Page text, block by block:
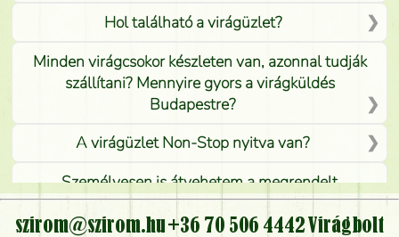
Hol található a virágüzlet?
Minden virágcsokor készleten van, azonnal tudják
szállítani? Mennyire gyors a virágküldés
Budapestre?
A virágüzlet Non-Stop nyitva van?
Személyesen is átvehetem a megrendelt
virágcsokrot, vagy csak virágküldéssel, kiszállítással
kérhető?
szirom@szirom.hu +36 70 506 4442Virágbolt